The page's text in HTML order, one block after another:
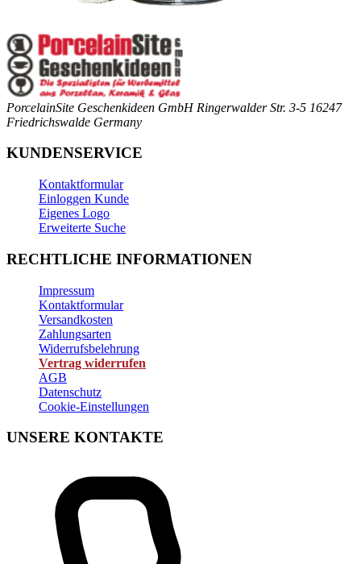
PorcelainSite Geschenkideen GmbH Ringerwalder Str. 3-5 16247
Friedrichswalde Germany
KUNDENSERVICE
Kontaktformular
Einloggen Kunde
Eigenes Logo
Erweiterte Suche
RECHTLICHE INFORMATIONEN
Impressum
Kontaktformular
Versandkosten
Zahlungsarten
Widerrufsbelehrung
Vertrag widerrufen
AGB
Datenschutz
Cookie-Einstellungen
UNSERE KONTAKTE